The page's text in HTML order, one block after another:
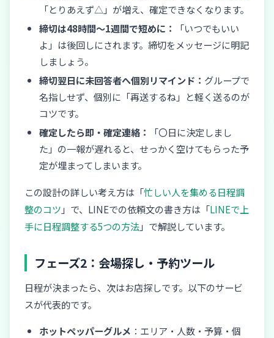
「とりあえず△」が増え、確定できなくなります。
締切は48時間〜1週間で短めに：
「いつでもいい
よ」は後回しにされます。締切をメッセージに明記
しましょう。
締切翌日に未回答者へ個別リマインド： グループで
名指しせず、個別に「再送するね」と軽く送るのが
コツです。
確定したら即・確定連絡：
「〇日に決定しまし
た」の一報が遅れると、せっかく空けてもらった予
定が埋まってしまいます。
この設計の詳しい考え方は「忙しい人を集める日程調
整のコツ 」で、LINEでの依頼文の書き方は「LINEで上
手に日程調整する5つの方法」で解説しています。
フェーズ2：会場探し・予約ツール
日程が決まったら、次はお店探しです。以下のサービ
スが代表的です。
ホットペッパーグルメ ：エリア・人数・予算・個